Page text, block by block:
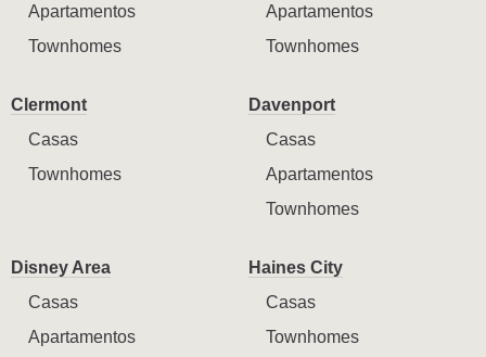
Apartamentos
Townhomes
Apartamentos
Townhomes
Clermont
Casas
Townhomes
Davenport
Casas
Apartamentos
Townhomes
Disney Area
Casas
Apartamentos
Haines City
Casas
Townhomes